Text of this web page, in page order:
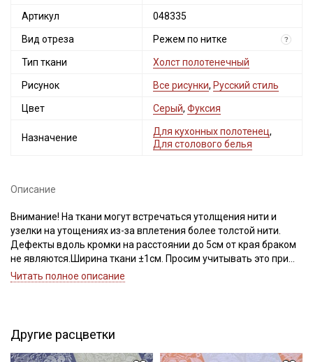
Артикул 048335
Вид отреза Режем по нитке ?
Тип ткани Холст полотенечный
Рисунок Все рисунки, Русский стиль
Цвет Серый, Фуксия
Назначение
Для кухонных полотенец,
Для столового белья
Описание
Внимание! На ткани могут встречаться утолщения нити и
узелки на утощениях из-за вплетения более толстой нити.
Дефекты вдоль кромки на расстоянии до 5см от края браком
не являются.Ширина ткани ±1см. Просим учитывать это при
заказе!
полотенец, рушников, отлично будет смотреться в качестве
сервировочной дорожки (актуально для ткани без ярко-
выраженного раппорта). Тактильно ткань приятная, хорошо
Читать полное описание
Другие расцветки
Мы публикуем здесь дополнительные